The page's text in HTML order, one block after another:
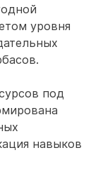
уровня
под
навыков